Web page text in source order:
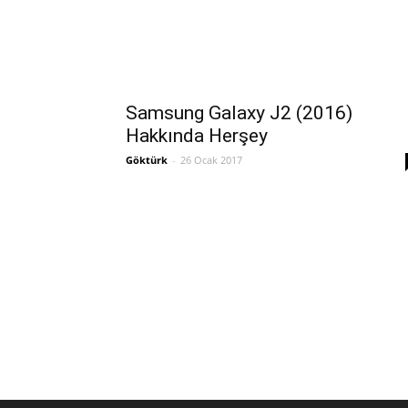
Samsung Galaxy J2 (2016)
Hakkında Herşey
Göktürk - 26 Ocak 2017